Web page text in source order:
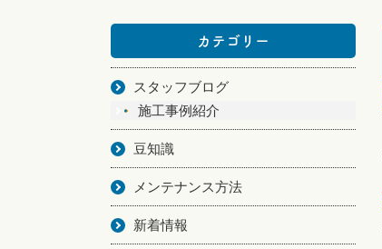
カテゴリー
スタッフブログ
施工事例紹介
豆知識
メンテナンス方法
新着情報